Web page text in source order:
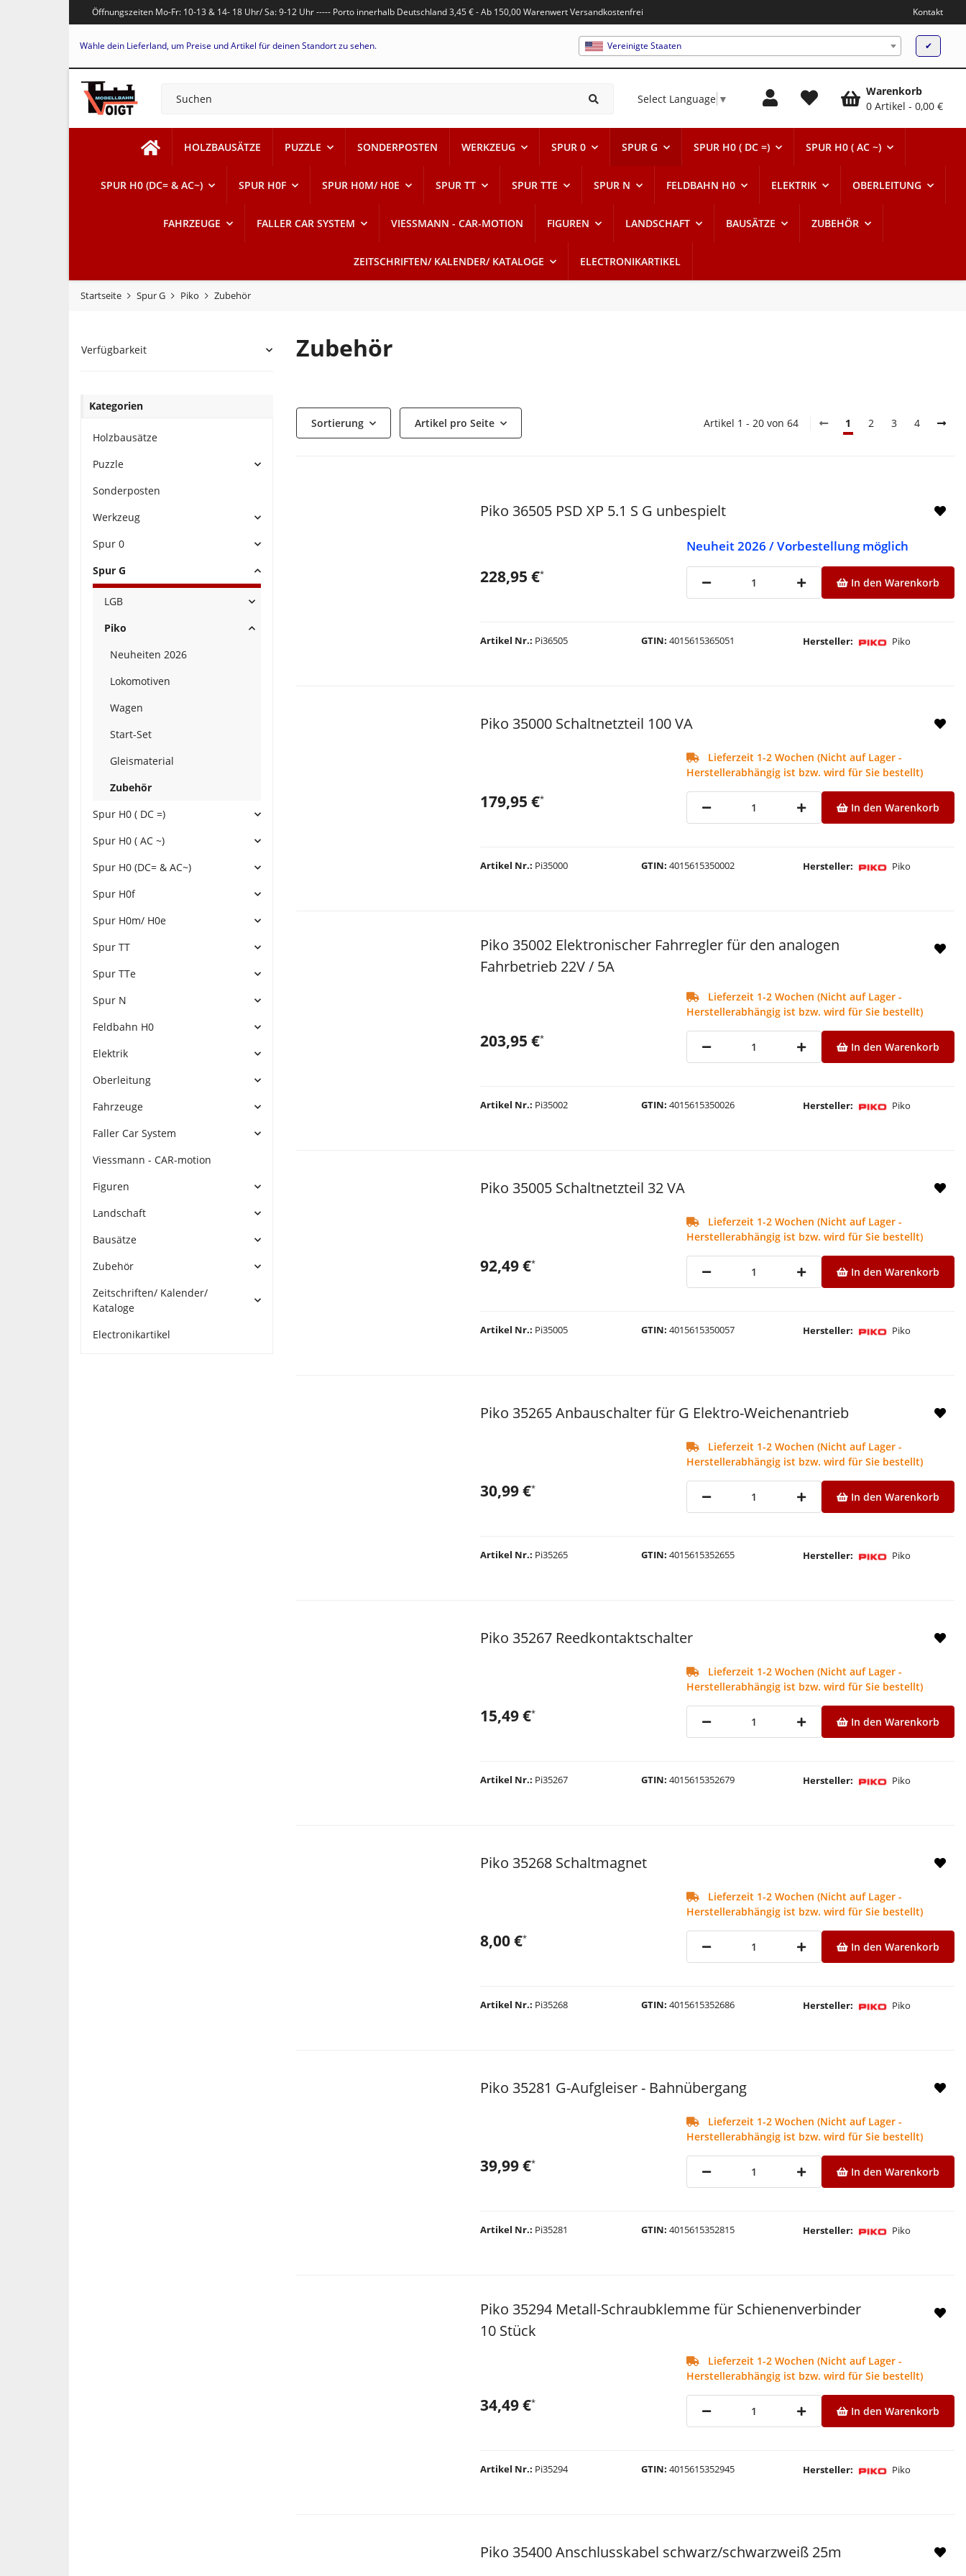
Öffnungszeiten Mo-Fr: 10-13 & 14- 18 Uhr/ Sa: 9-12 Uhr ----- Porto innerhalb Deutschland 3,45 € - Ab 150,00 Warenwert Versandkostenfrei Kontakt
Wähle dein Lieferland, um Preise und Artikel für deinen Standort zu sehen. Vereinigte Staaten ✔
Select Language ▼
HOLZBAUSÄTZE PUZZLE SONDERPOSTEN WERKZEUG SPUR 0 SPUR G SPUR H0 ( DC =) SPUR H0 ( AC ~)
SPUR H0 (DC= & AC~) SPUR H0F SPUR H0M/ H0E SPUR TT SPUR TTE SPUR N FELDBAHN H0 ELEKTRIK OBERLEITUNG
FAHRZEUGE FALLER CAR SYSTEM VIESSMANN - CAR-MOTION FIGUREN LANDSCHAFT BAUSÄTZE ZUBEHÖR
ZEITSCHRIFTEN/ KALENDER/ KATALOGE ELECTRONIKARTIKEL
Warenkorb
0 Artikel
0,00 €
Startseite Spur G Piko Zubehör
Zubehör
Sortierung Artikel pro Seite Artikel 1 - 20 von 64 1 2 3 4
Piko 36505 PSD XP 5.1 S G unbespielt
Neuheit 2026 / Vorbestellung möglich
Artikel Nr. Pi36505 GTIN 4015615365051 Hersteller Piko
228,95 €*
In den Warenkorb
Piko 35000 Schaltnetzteil 100 VA
Lieferzeit 1-2 Wochen (Nicht auf Lager -
Herstellerabhängig ist bzw. wird für Sie bestellt)
Artikel Nr. Pi35000 GTIN 4015615350002 Hersteller Piko
179,95 €*
In den Warenkorb
Piko 35002 Elektronischer Fahrregler für den analogen
Fahrbetrieb 22V / 5A
Lieferzeit 1-2 Wochen (Nicht auf Lager -
Herstellerabhängig ist bzw. wird für Sie bestellt)
Artikel Nr. Pi35002 GTIN 4015615350026 Hersteller Piko
203,95 €*
In den Warenkorb
Piko 35005 Schaltnetzteil 32 VA
Lieferzeit 1-2 Wochen (Nicht auf Lager -
Herstellerabhängig ist bzw. wird für Sie bestellt)
Artikel Nr. Pi35005 GTIN 4015615350057 Hersteller Piko
92,49 €*
In den Warenkorb
Piko 35265 Anbauschalter für G Elektro-Weichenantrieb
Lieferzeit 1-2 Wochen (Nicht auf Lager -
Herstellerabhängig ist bzw. wird für Sie bestellt)
Artikel Nr. Pi35265 GTIN 4015615352655 Hersteller Piko
30,99 €*
In den Warenkorb
Piko 35267 Reedkontaktschalter
Lieferzeit 1-2 Wochen (Nicht auf Lager -
Herstellerabhängig ist bzw. wird für Sie bestellt)
Artikel Nr. Pi35267 GTIN 4015615352679 Hersteller Piko
15,49 €*
In den Warenkorb
Piko 35268 Schaltmagnet
Lieferzeit 1-2 Wochen (Nicht auf Lager -
Herstellerabhängig ist bzw. wird für Sie bestellt)
Artikel Nr. Pi35268 GTIN 4015615352686 Hersteller Piko
8,00 €*
In den Warenkorb
Piko 35281 G-Aufgleiser - Bahnübergang
Lieferzeit 1-2 Wochen (Nicht auf Lager -
Herstellerabhängig ist bzw. wird für Sie bestellt)
Artikel Nr. Pi35281 GTIN 4015615352815 Hersteller Piko
39,99 €*
In den Warenkorb
Piko 35294 Metall-Schraubklemme für Schienenverbinder
10 Stück
Lieferzeit 1-2 Wochen (Nicht auf Lager -
Herstellerabhängig ist bzw. wird für Sie bestellt)
Artikel Nr. Pi35294 GTIN 4015615352945 Hersteller Piko
34,49 €*
In den Warenkorb
Piko 35400 Anschlusskabel schwarz/schwarzweiß 25m
Verfügbarkeit
Kategorien
Holzbausätze
Puzzle
Sonderposten
Werkzeug
Spur 0
Spur G
LGB
Piko
Neuheiten 2026
Lokomotiven
Wagen
Start-Set
Gleismaterial
Zubehör
Spur H0 ( DC =)
Spur H0 ( AC ~)
Spur H0 (DC= & AC~)
Spur H0f
Spur H0m/ H0e
Spur TT
Spur TTe
Spur N
Feldbahn H0
Elektrik
Oberleitung
Fahrzeuge
Faller Car System
Viessmann - CAR-motion
Figuren
Landschaft
Bausätze
Zubehör
Zeitschriften/ Kalender/
Kataloge
Electronikartikel